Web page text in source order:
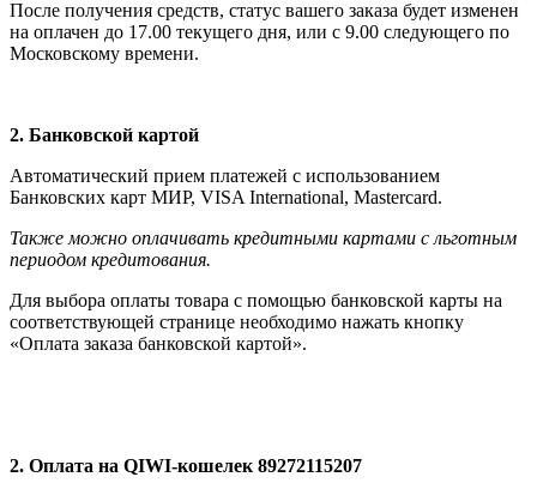
После получения средств, статус вашего заказа будет изменен
на оплачен до 17.00 текущего дня, или с 9.00 следующего по
Московскому времени.
2. Банковской картой
Автоматический прием платежей с использованием
Банковских карт МИР, VISA International, Мastercard.
Также можно оплачивать кредитными картами с льготным
периодом кредитования.
Для выбора оплаты товара с помощью банковской карты на
соответствующей странице необходимо нажать кнопку
«Оплата заказа банковской картой».
2. Оплата на QIWI-кошелек 89272115207